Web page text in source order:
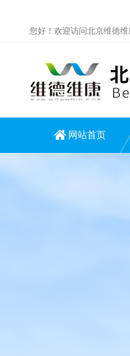
您好！欢迎访问北京维德
网站首页